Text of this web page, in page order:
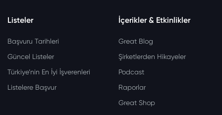
Listeler
Başvuru Tarihleri
Güncel Listeler
Türkiye’nin En İyi İşverenleri
Listelere Başvur
İçerikler & Etkinlikler
Great Blog
Şirketlerden Hikayeler
Podcast
Raporlar
Great Shop